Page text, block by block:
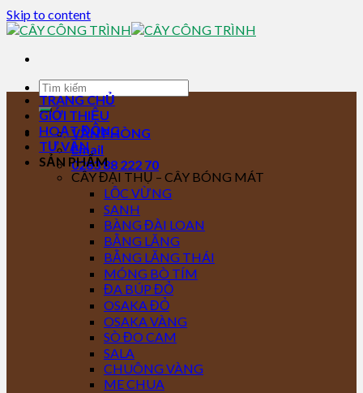
Skip to content
VĂN PHÒNG
Email
0283 88 222 70
TRANG CHỦ
GIỚI THIỆU
HOẠT ĐỘNG
TƯ VẤN
SẢN PHẨM
CÂY ĐẠI THỤ – CÂY BÓNG MÁT
LỘC VỪNG
SANH
BÀNG ĐÀI LOAN
BẰNG LĂNG
BẰNG LĂNG THÁI
MÓNG BÒ TÍM
ĐA BÚP ĐỎ
OSAKA ĐỎ
OSAKA VÀNG
SÒ ĐO CAM
SALA
CHUÔNG VÀNG
ME CHUA